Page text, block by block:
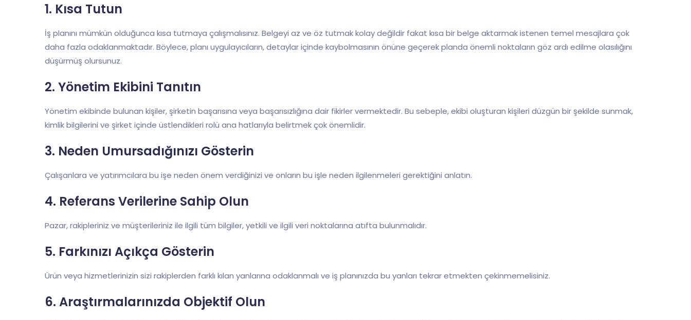
1. Kısa Tutun
İş planını mümkün olduğunca kısa tutmaya çalışmalısınız. Belgeyi az ve öz tutmak kolay değildir fakat kısa bir belge aktarmak istenen temel mesajlara çok
daha fazla odaklanmaktadır. Böylece, planı uygulayıcıların, detaylar içinde kaybolmasının önüne geçerek planda önemli noktaların göz ardı edilme olasılığını
düşürmüş olursunuz.
2. Yönetim Ekibini Tanıtın
Yönetim ekibinde bulunan kişiler, şirketin başarısına veya başarısızlığına dair fikirler vermektedir. Bu sebeple, ekibi oluşturan kişileri düzgün bir şekilde sunmak,
kimlik bilgilerini ve şirket içinde üstlendikleri rolü ana hatlarıyla belirtmek çok önemlidir.
3. Neden Umursadığınızı Gösterin
Çalışanlara ve yatırımcılara bu işe neden önem verdiğinizi ve onların bu işle neden ilgilenmeleri gerektiğini anlatın.
4. Referans Verilerine Sahip Olun
Pazar, rakipleriniz ve müşterileriniz ile ilgili tüm bilgiler, yetkili ve ilgili veri noktalarına atıfta bulunmalıdır.
5. Farkınızı Açıkça Gösterin
Ürün veya hizmetlerinizin sizi rakiplerden farklı kılan yanlarına odaklanmalı ve iş planınızda bu yanları tekrar etmekten çekinmemelisiniz.
6. Araştırmalarınızda Objektif Olun